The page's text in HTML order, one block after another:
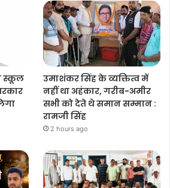
स्कूल
उमाशंकर सिंह के व्यक्तित्व में
नहीं था अहंकार, गरीब-अमीर
सभी को देते थे समान सम्मान :
रामजी सिंह
2 hours ago